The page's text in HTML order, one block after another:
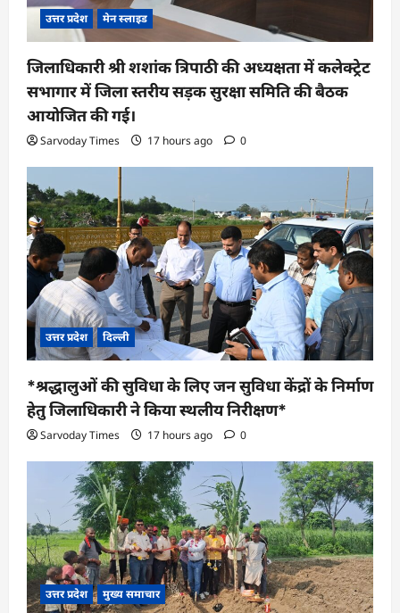
उत्तर प्रदेश मेन स्लाइड
जिलाधिकारी श्री शशांक त्रिपाठी की अध्यक्षता में कलेक्ट्रेट
सभागार में जिला स्तरीय सड़क सुरक्षा समिति की बैठक
आयोजित की गई।
Sarvoday Times 17 hours ago 0
उत्तर प्रदेश दिल्ली
*श्रद्धालुओं की सुविधा के लिए जन सुविधा केंद्रों के निर्माण
हेतु जिलाधिकारी ने किया स्थलीय निरीक्षण*
Sarvoday Times 17 hours ago 0
उत्तर प्रदेश मुख्य समाचार